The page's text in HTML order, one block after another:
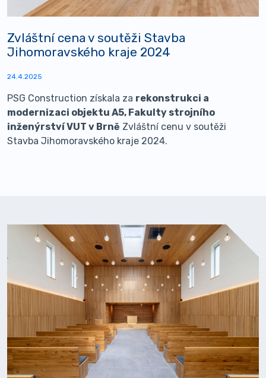
Zvláštní cena v soutěži Stavba
Jihomoravského kraje 2024
24.4.2025
PSG Construction získala za rekonstrukci a
modernizaci objektu A5, Fakulty strojního
inženýrství VUT v Brně Zvláštní cenu v soutěži
Stavba Jihomoravského kraje 2024.